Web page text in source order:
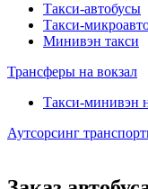
Такси-автобусы
Такси-
Минивэн такси
Трансферы на вокзал
Такси-минивэн
Аутсорсинг